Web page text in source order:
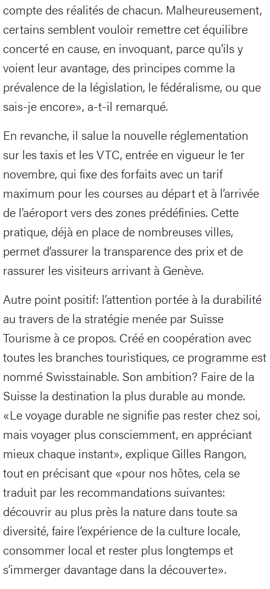
compte des réalités de chacun. Malheureusement,
certains semblent vouloir remettre cet équilibre
concerté en cause, en invoquant, parce qu'ils y
voient leur avantage, des principes comme la
prévalence de la législation, le fédéralisme, ou que
sais-je encore», a-t-il remarqué.
En revanche, il salue la nouvelle réglementation
sur les taxis et les VTC, entrée en vigueur le 1er
novembre, qui fixe des forfaits avec un tarif
maximum pour les courses au départ et à l’arrivée
de l’aéroport vers des zones prédéfinies. Cette
pratique, déjà en place de nombreuses villes,
permet d’assurer la transparence des prix et de
rassurer les visiteurs arrivant à Genève.
Autre point positif: l’attention portée à la durabilité
au travers de la stratégie menée par Suisse
Tourisme à ce propos. Créé en coopération avec
toutes les branches touristiques, ce programme est
nommé Swisstainable. Son ambition? Faire de la
Suisse la destination la plus durable au monde.
«Le voyage durable ne signifie pas rester chez soi,
mais voyager plus consciemment, en appréciant
mieux chaque instant», explique Gilles Rangon,
tout en précisant que «pour nos hôtes, cela se
traduit par les recommandations suivantes:
découvrir au plus près la nature dans toute sa
diversité, faire l’expérience de la culture locale,
consommer local et rester plus longtemps et
s’immerger davantage dans la découverte».